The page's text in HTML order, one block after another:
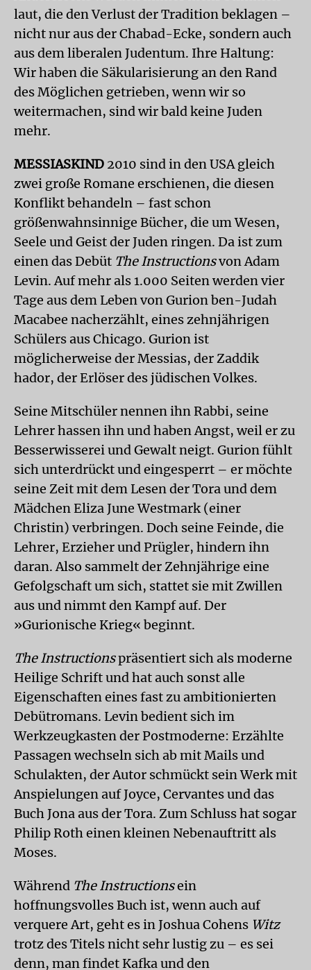
laut, die den Verlust der Tradition beklagen –
nicht nur aus der Chabad-Ecke, sondern auch
aus dem liberalen Judentum. Ihre Haltung:
Wir haben die Säkularisierung an den Rand
des Möglichen getrieben, wenn wir so
weitermachen, sind wir bald keine Juden
mehr.
MESSIASKIND 2010 sind in den USA gleich
zwei große Romane erschienen, die diesen
Konflikt behandeln – fast schon
größenwahnsinnige Bücher, die um Wesen,
Seele und Geist der Juden ringen. Da ist zum
einen das Debüt The Instructionsvon Adam
Levin. Auf mehr als 1.000 Seiten werden vier
Tage aus dem Leben von Gurion ben-Judah
Macabee nacherzählt, eines zehnjährigen
Schülers aus Chicago. Gurion ist
möglicherweise der Messias, der Zaddik
hador, der Erlöser des jüdischen Volkes.
Seine Mitschüler nennen ihn Rabbi, seine
Lehrer hassen ihn und haben Angst, weil er zu
Besserwisserei und Gewalt neigt. Gurion fühlt
sich unterdrückt und eingesperrt – er möchte
seine Zeit mit dem Lesen der Tora und dem
Mädchen Eliza June Westmark (einer
Christin) verbringen. Doch seine Feinde, die
Lehrer, Erzieher und Prügler, hindern ihn
daran. Also sammelt der Zehnjährige eine
Gefolgschaft um sich, stattet sie mit Zwillen
aus und nimmt den Kampf auf. Der
»Gurionische Krieg« beginnt.
The Instructionspräsentiert sich als moderne
Heilige Schrift und hat auch sonst alle
Eigenschaften eines fast zu ambitionierten
Debütromans. Levin bedient sich im
Werkzeugkasten der Postmoderne: Erzählte
Passagen wechseln sich ab mit Mails und
Schulakten, der Autor schmückt sein Werk mit
Anspielungen auf Joyce, Cervantes und das
Buch Jona aus der Tora. Zum Schluss hat sogar
Philip Roth einen kleinen Nebenauftritt als
Moses.
Während The Instructionsein
hoffnungsvolles Buch ist, wenn auch auf
verquere Art, geht es in Joshua Cohens Witz
trotz des Titels nicht sehr lustig zu – es sei
denn, man findet Kafka und den